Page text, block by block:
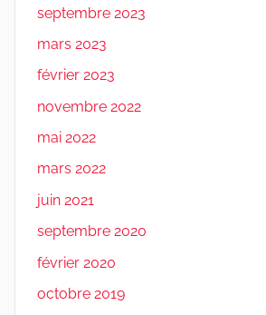
septembre 2023
mars 2023
février 2023
novembre 2022
mai 2022
mars 2022
juin 2021
septembre 2020
février 2020
octobre 2019